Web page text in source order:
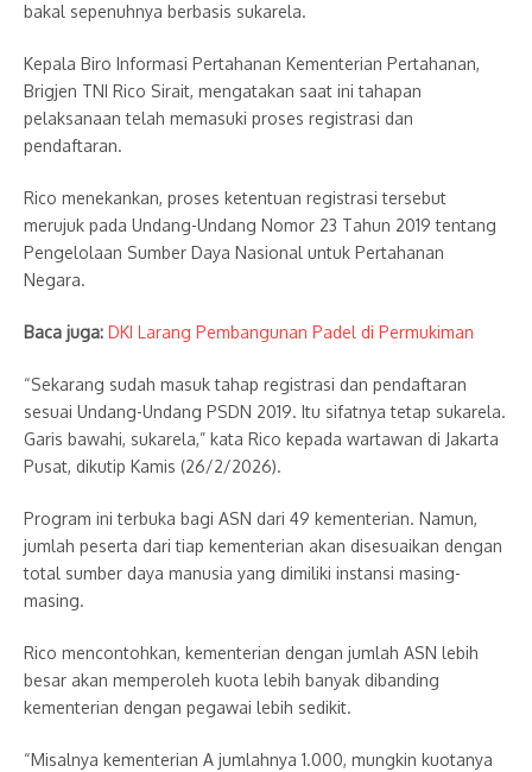
bakal sepenuhnya berbasis sukarela.
Kepala Biro Informasi Pertahanan Kementerian Pertahanan,
Brigjen TNI Rico Sirait, mengatakan saat ini tahapan
pelaksanaan telah memasuki proses registrasi dan
pendaftaran.
Rico menekankan, proses ketentuan registrasi tersebut
merujuk pada Undang-Undang Nomor 23 Tahun 2019 tentang
Pengelolaan Sumber Daya Nasional untuk Pertahanan
Negara.
Baca juga: DKI Larang Pembangunan Padel di Permukiman
“Sekarang sudah masuk tahap registrasi dan pendaftaran
sesuai Undang-Undang PSDN 2019. Itu sifatnya tetap sukarela.
Garis bawahi, sukarela,” kata Rico kepada wartawan di Jakarta
Pusat, dikutip Kamis (26/2/2026).
Program ini terbuka bagi ASN dari 49 kementerian. Namun,
jumlah peserta dari tiap kementerian akan disesuaikan dengan
total sumber daya manusia yang dimiliki instansi masing-
masing.
Rico mencontohkan, kementerian dengan jumlah ASN lebih
besar akan memperoleh kuota lebih banyak dibanding
kementerian dengan pegawai lebih sedikit.
“Misalnya kementerian A jumlahnya 1.000, mungkin kuotanya